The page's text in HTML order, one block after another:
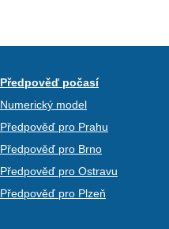
Předpověď počasí
Numerický model
Předpověď pro Prahu
Předpověď pro Brno
Předpověď pro Ostravu
Předpověď pro Plzeň